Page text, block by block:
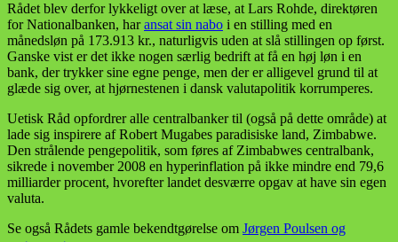
Rådet blev derfor lykkeligt over at læse, at Lars Rohde, direktøren
for Nationalbanken, haransat sin nabo i en stilling med en
månedsløn på 173.913 kr., naturligvis uden at slå stillingen op først.
Ganske vist er det ikke nogen særlig bedrift at få en høj løn i en
bank, der trykker sine egne penge, men der er alligevel grund til at
glæde sig over, at hjørnestenen i dansk valutapolitik korrumperes.
Uetisk Råd opfordrer alle centralbanker til (også på dette område) at
lade sig inspirere af Robert Mugabes paradisiske land, Zimbabwe.
Den strålende pengepolitik, som føres af Zimbabwes centralbank,
sikrede i november 2008 en hyperinflation på ikke mindre end 79,6
milliarder procent, hvorefter landet desværre opgav at have sin egen
valuta.
Se også Rådets gamle bekendtgørelse om Jørgen Poulsen og